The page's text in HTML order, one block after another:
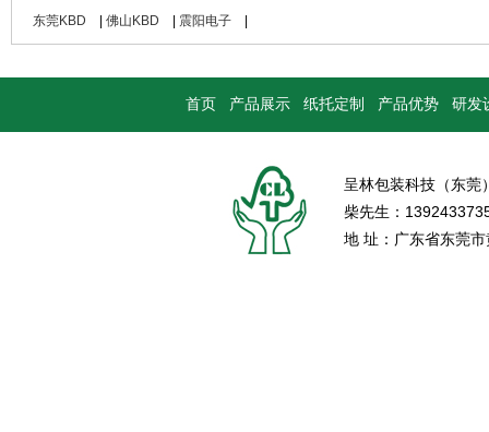
东莞KBD 佛山KBD 震阳电子
首页 产品展示 纸托定制 产品优势 研发
呈林包装科技（东
柴先生：
地 址：广东省东莞